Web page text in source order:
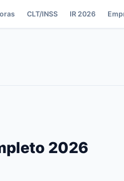
CLT/INSS IR 2026
2026